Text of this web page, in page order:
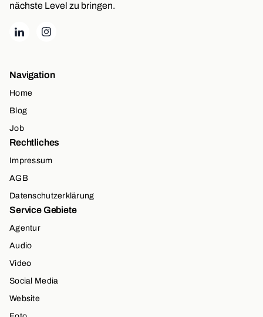
nächste Level zu bringen.
Navigation
Home
Blog
Job
Rechtliches
Impressum
AGB
Datenschutzerklärung
Service Gebiete
Agentur
Audio
Video
Social Media
Website